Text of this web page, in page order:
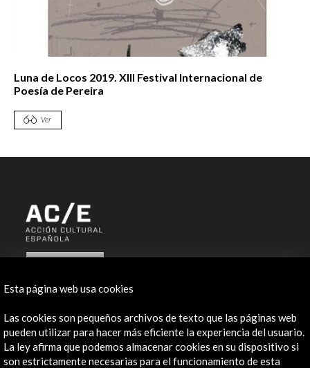
Luna de Locos 2019. XIII Festival Internacional de
Poesía de Pereira
Ver
ALERTAS
Contacta
info@accioncultural.es
+34 91 700 4000
Esta página web usa cookies
Las cookies son pequeños archivos de texto que las páginas web
pueden utilizar para hacer más eficiente la experiencia del usuario.
La ley afirma que podemos almacenar cookies en su dispositivo si
son estrictamente necesarias para el funcionamiento de esta